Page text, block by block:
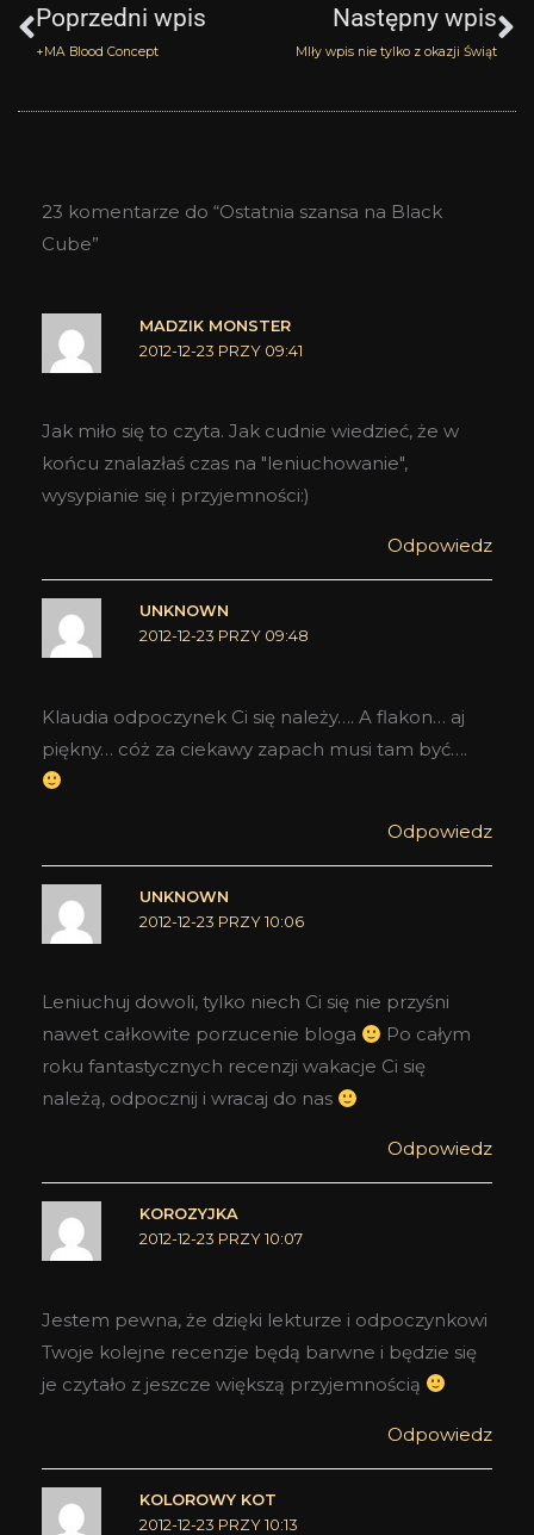
Poprzedni wpis
+MA Blood Concept
Następny wpis
MIły wpis nie tylko z okazji Świąt
23 komentarze do “Ostatnia szansa na Black
Cube”
MADZIK MONSTER
2012-12-23 PRZY 09:41
Jak miło się to czyta. Jak cudnie wiedzieć, że w
końcu znalazłaś czas na "leniuchowanie",
wysypianie się i przyjemności:)
Odpowiedz
UNKNOWN
2012-12-23 PRZY 09:48
Klaudia odpoczynek Ci się należy…. A flakon… aj
piękny… cóż za ciekawy zapach musi tam być….
Odpowiedz
UNKNOWN
2012-12-23 PRZY 10:06
Leniuchuj dowoli, tylko niech Ci się nie przyśni
nawet całkowite porzucenie bloga
Po całym
roku fantastycznych recenzji wakacje Ci się
należą, odpocznij i wracaj do nas
Odpowiedz
KOROZYJKA
2012-12-23 PRZY 10:07
Jestem pewna, że dzięki lekturze i odpoczynkowi
Twoje kolejne recenzje będą barwne i będzie się
je czytało z jeszcze większą przyjemnością
Odpowiedz
KOLOROWY KOT
2012-12-23 PRZY 10:13